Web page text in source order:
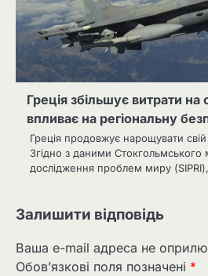
Греція збільшує витрати
впливає на регіональну
Греція продовжує нарощувати
Згідно з даними Стокгольмського
дослідження проблем миру
Залишити відповідь
Ваша e-mail адреса не
Обов’язкові поля позначені *